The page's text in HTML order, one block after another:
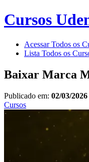
Cursos
Acessar Todos os
Lista Todos os
Baixar Marca
Publicado em: 02/03/2026
Cursos